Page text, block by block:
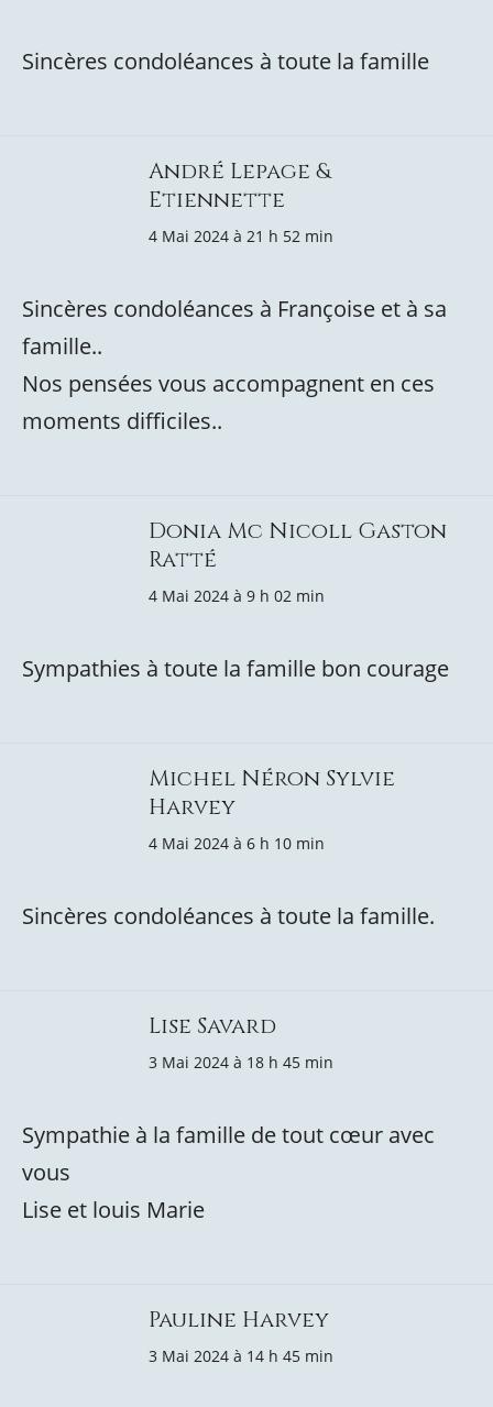
Sincères condoléances à toute la famille
André Lepage &
Etiennette
4 Mai 2024 à 21 h 52 min
Sincères condoléances à Françoise et à sa
famille..
Nos pensées vous accompagnent en ces
moments difficiles..
Donia Mc Nicoll Gaston
Ratté
4 Mai 2024 à 9 h 02 min
Sympathies à toute la famille bon courage
Michel Néron Sylvie
Harvey
4 Mai 2024 à 6 h 10 min
Sincères condoléances à toute la famille.
Lise Savard
3 Mai 2024 à 18 h 45 min
Sympathie à la famille de tout cœur avec
vous
Lise et louis Marie
Pauline Harvey
3 Mai 2024 à 14 h 45 min